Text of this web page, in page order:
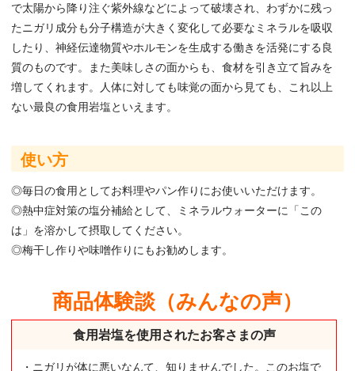
で太陽から降り注ぐ紫外線などによって破壊され、わずかに残っ
たニガリ成分も分子構造が大きく変化して必要なミネラルを吸収
したり、神経伝達物質やホルモンを生成する働きを活発にする良
質のものです。また美味しさの面からも、食材を引き立て旨みを
増してくれます。人体に対しても味覚の面から見ても、これ以上
ない最良の食用岩塩といえます。
使い方
◎毎日の食用としてお料理やパン作りにお使いいただけます。
◎熱中症対策の塩分補給として、ミネラルウォーターに「この
は」を溶かして摂取してください。
◎梅干し作りや味噌作りにもお勧めします。
商品体験談（みんなの声）
食用岩塩を使用されたお客さまの声
・ニガリが体に悪いなんて、知りませんでした。このお塩で